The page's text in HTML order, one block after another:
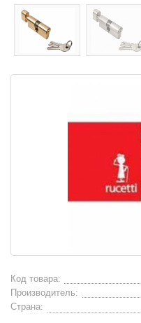
Код товара:
Производитель:
Страна: